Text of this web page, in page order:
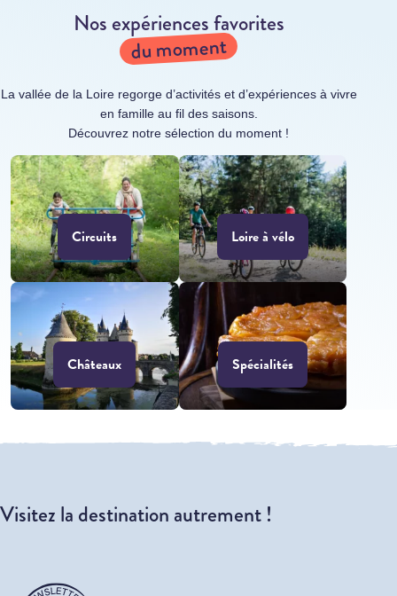
Nos expériences favorites
du moment
La vallée de la Loire regorge d’activités et d’expériences à vivre
en famille au fil des saisons.
Découvrez notre sélection du moment !
Circuits Loire à vélo
Châteaux Spécialités
Visitez la destination autrement !